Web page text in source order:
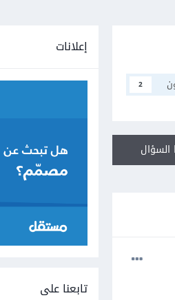
2
إعلانات
تابعنا على